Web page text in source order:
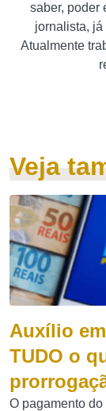
saber, poder
jornalista,
Atualmente
Veja
Auxílio
TUDO o
O pagamento